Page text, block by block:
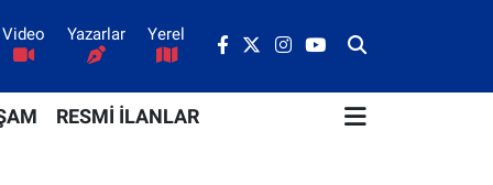
Video Yazarlar Yerel
RESMİ İLANLAR